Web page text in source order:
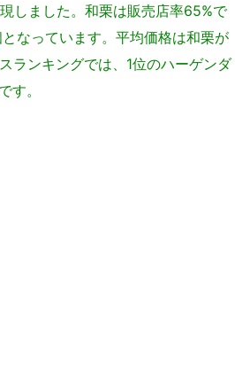
しました。和栗は販売店率65%で
なっています。平均価格は和栗が
ランキングでは、1位のハーゲンダ
す。